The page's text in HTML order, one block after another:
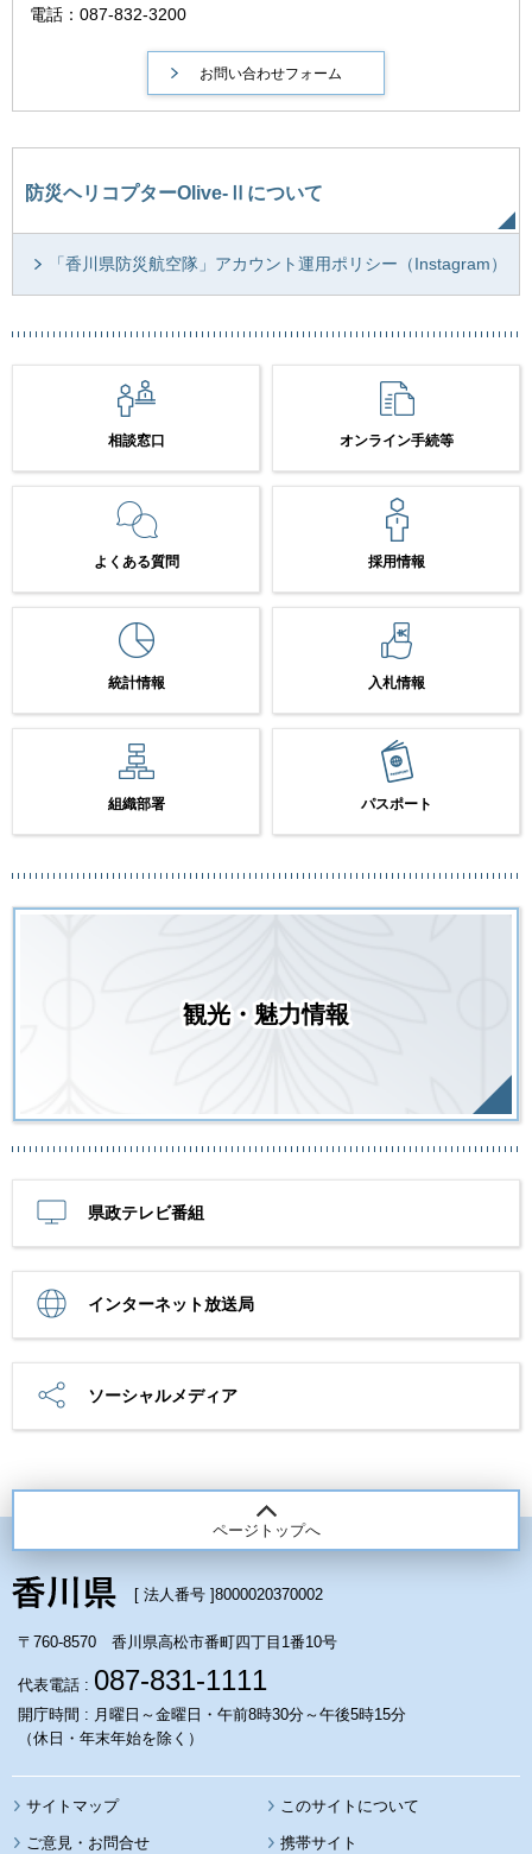
電話：087-832-3200
防災ヘリコプターOlive-Ⅱについて
「香川県防災航空隊」アカウント運用ポリシー（Instagram）
相談窓口 オンライン手続等
よくある質問 採用情報
統計情報 入札情報
組織部署 パスポート
観光・魅力情報
県政テレビ番組
インターネット放送局
ソーシャルメディア
ページトップへ
[ 法人番号 ]8000020370002
〒760-8570 香川県高松市番町四丁目1番10号
代表電話 : 087-831-1111
開庁時間 : 月曜日～金曜日・午前8時30分～午後5時15分
（休日・年末年始を除く）
サイトマップ このサイトについて
携帯サイト